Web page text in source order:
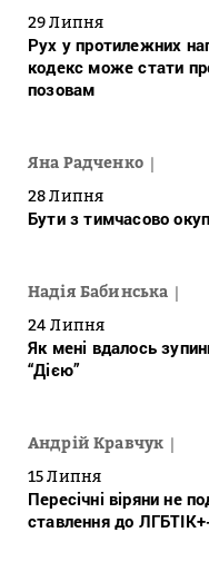
29 Липня
Рух у протилежних
кодекс може стати
позовам
Яна Радченко
28 Липня
Бути з тимчасово
Надія Бабинська
24 Липня
Як мені вдалось
“Дією”
Андрій Кравчук
15 Липня
Пересічні віряни не
ставлення до